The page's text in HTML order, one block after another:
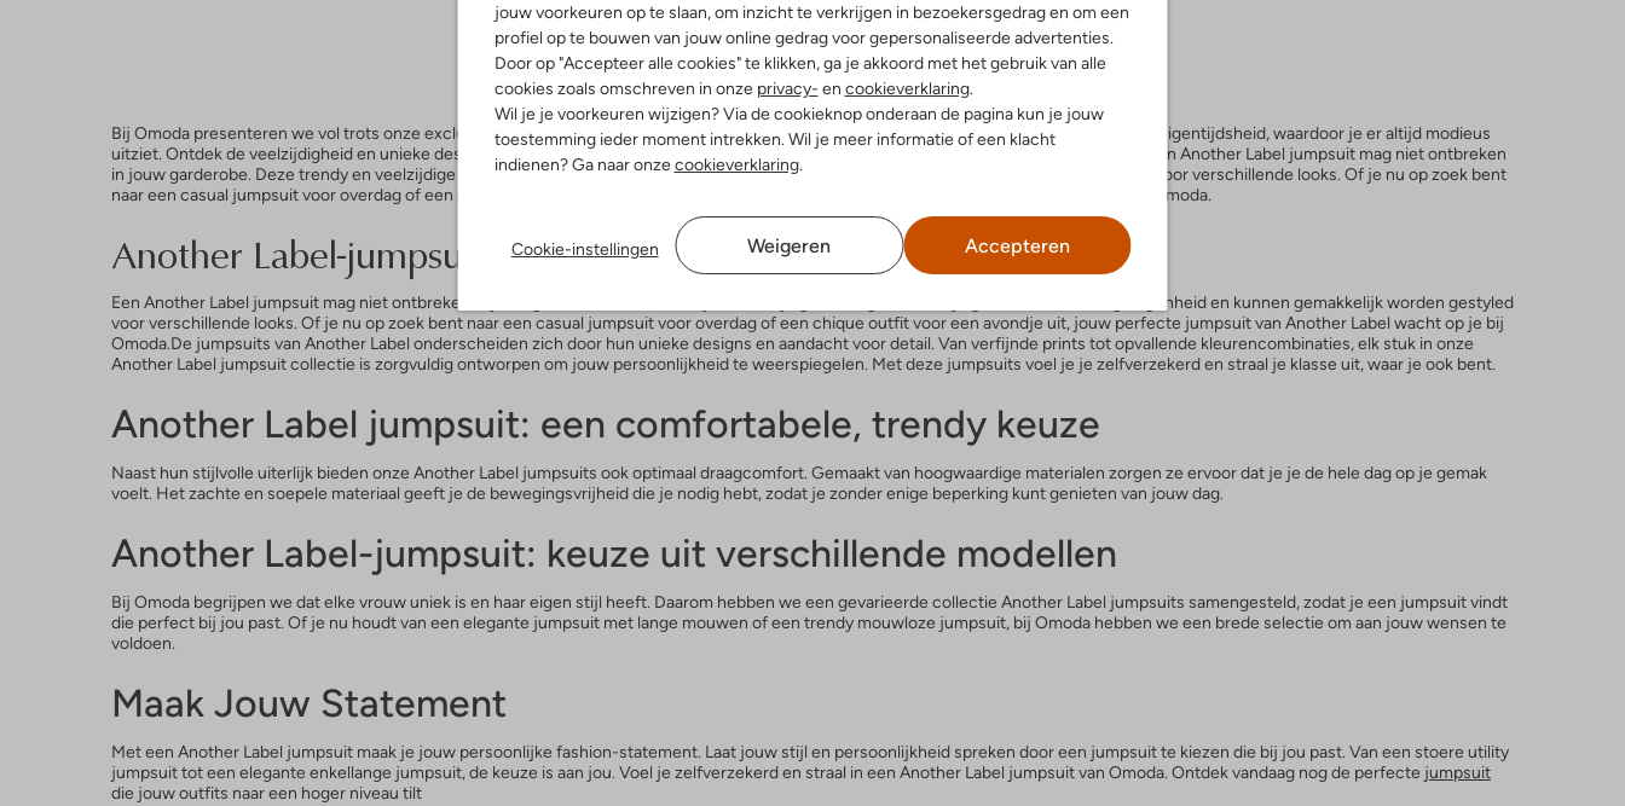
jouw voorkeuren op te slaan, om inzicht te verkrijgen in bezoekersgedrag en om een
profiel op te bouwen van jouw online gedrag voor gepersonaliseerde advertenties.
Door op "Accepteer alle cookies" te klikken, ga je akkoord met het gebruik van alle
cookies zoals omschreven in onze privacy- en cookieverklaring.
Wil je je voorkeuren wijzigen? Via de cookieknop onderaan de pagina kun je jouw
toestemming ieder moment intrekken. Wil je meer informatie of een klacht
indienen? Ga naar onzecookieverklaring.
Cookie-instellingen Weigeren Accepteren
+ meer kleuren
Bij Omoda presenteren we vol trots onze exclusieve collectie jumpsuits van Another Label. Deze jumpsuits combineren moeiteloos stijl en eigentijdsheid, waardoor je er altijd modieus
uitziet. Ontdek de veelzijdigheid en unieke designs van onze Another Label jumpsuit en maak een fashion statement op elke gelegenheid. Een Another Label jumpsuit mag niet ontbreken
in jouw garderobe. Deze trendy en veelzijdige kledingstukken zijn geschikt voor elke gelegenheid en kunnen gemakkelijk worden gestyled voor verschillende looks. Of je nu op zoek bent
naar een casual jumpsuit voor overdag of een chique outfit voor een avondje uit, jouw perfecte jumpsuit van Another Label wacht op je bij Omoda.
Another Label-jumpsuit: een must-have item
Een Another Label jumpsuit mag niet ontbreken in jouw garderobe. Deze trendy en veelzijdige kledingstukken zijn geschikt voor elke gelegenheid en kunnen gemakkelijk worden gestyled
voor verschillende looks. Of je nu op zoek bent naar een casual jumpsuit voor overdag of een chique outfit voor een avondje uit, jouw perfecte jumpsuit van Another Label wacht op je bij
Omoda.De jumpsuits van Another Label onderscheiden zich door hun unieke designs en aandacht voor detail. Van verfijnde prints tot opvallende kleurencombinaties, elk stuk in onze
Another Label jumpsuit collectie is zorgvuldig ontworpen om jouw persoonlijkheid te weerspiegelen. Met deze jumpsuits voel je je zelfverzekerd en straal je klasse uit, waar je ook bent.
Another Label jumpsuit: een comfortabele, trendy keuze
Naast hun stijlvolle uiterlijk bieden onze Another Label jumpsuits ook optimaal draagcomfort. Gemaakt van hoogwaardige materialen zorgen ze ervoor dat je je de hele dag op je gemak
voelt. Het zachte en soepele materiaal geeft je de bewegingsvrijheid die je nodig hebt, zodat je zonder enige beperking kunt genieten van jouw dag.
Another Label-jumpsuit: keuze uit verschillende modellen
Bij Omoda begrijpen we dat elke vrouw uniek is en haar eigen stijl heeft. Daarom hebben we een gevarieerde collectie Another Label jumpsuits samengesteld, zodat je een jumpsuit vindt
die perfect bij jou past. Of je nu houdt van een elegante jumpsuit met lange mouwen of een trendy mouwloze jumpsuit, bij Omoda hebben we een brede selectie om aan jouw wensen te
voldoen.
Maak Jouw Statement
Met een Another Label jumpsuit maak je jouw persoonlijke fashion-statement. Laat jouw stijl en persoonlijkheid spreken door een jumpsuit te kiezen die bij jou past. Van een stoere utility
jumpsuit tot een elegante enkellange jumpsuit, de keuze is aan jou. Voel je zelfverzekerd en straal in een Another Label jumpsuit van Omoda. Ontdek vandaag nog de perfecte jumpsuit
die jouw outfits naar een hoger niveau tilt